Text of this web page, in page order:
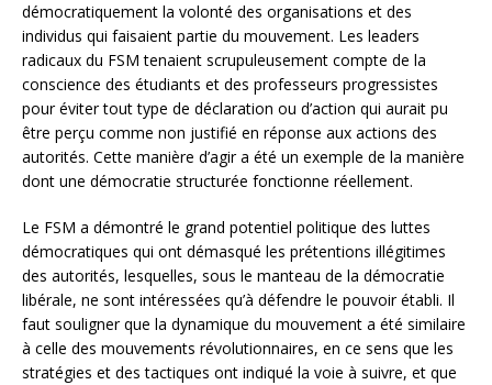
démocratiquement la volonté des organisations et des
individus qui faisaient partie du mouvement. Les leaders
radicaux du FSM tenaient scrupuleusement compte de la
conscience des étudiants et des professeurs progressistes
pour éviter tout type de déclaration ou d’action qui aurait pu
être perçu comme non justifié en réponse aux actions des
autorités. Cette manière d’agir a été un exemple de la manière
dont une démocratie structurée fonctionne réellement.
Le FSM a démontré le grand potentiel politique des luttes
démocratiques qui ont démasqué les prétentions illégitimes
des autorités, lesquelles, sous le manteau de la démocratie
libérale, ne sont intéressées qu’à défendre le pouvoir établi. Il
faut souligner que la dynamique du mouvement a été similaire
à celle des mouvements révolutionnaires, en ce sens que les
stratégies et des tactiques ont indiqué la voie à suivre, et que